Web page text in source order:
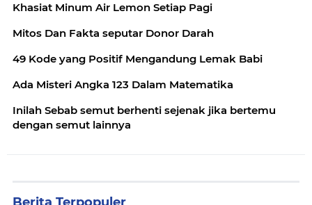
Khasiat Minum Air Lemon Setiap Pagi
Mitos Dan Fakta seputar Donor Darah
49 Kode yang Positif Mengandung Lemak Babi
Ada Misteri Angka 123 Dalam Matematika
Inilah Sebab semut berhenti sejenak jika bertemu
dengan semut lainnya